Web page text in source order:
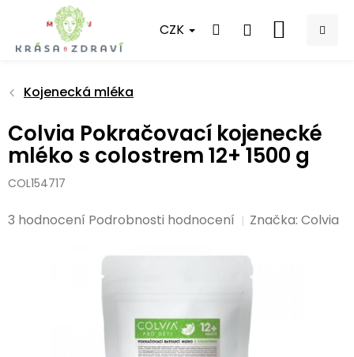
obsah
CZK
NÁKUPNÍ
Kojenecká mléka
Colvia Pokračovací kojenecké
mléko s colostrem 12+ 1500 g
COL154717
Průměrné
3 hodnocení Podrobnosti hodnocení Značka:Colvia